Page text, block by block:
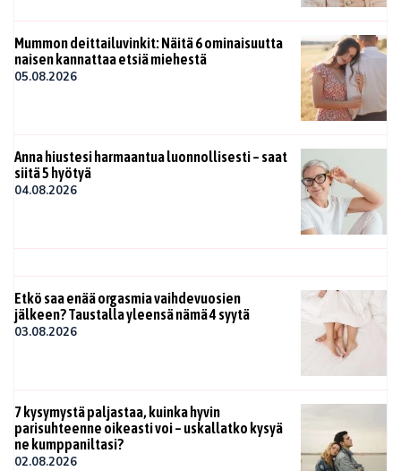
Mummon deittailuvinkit: Näitä 6 ominaisuutta
naisen kannattaa etsiä miehestä
05.08.2026
Anna hiustesi harmaantua luonnollisesti – saat
siitä 5 hyötyä
04.08.2026
Etkö saa enää orgasmia vaihdevuosien
jälkeen? Taustalla yleensä nämä 4 syytä
03.08.2026
7 kysymystä paljastaa, kuinka hyvin
parisuhteenne oikeasti voi – uskallatko kysyä
ne kumppaniltasi?
02.08.2026